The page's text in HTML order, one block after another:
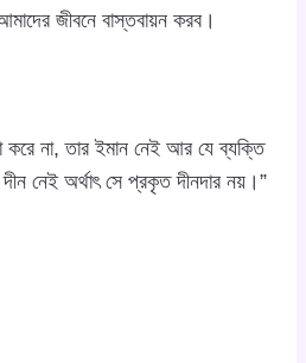
জীবনে বাস্তবায়ন করব।
করে না, তার ইমান নেই আর যে ব্যক্তি
নেই অর্থাৎ সে প্রকৃত দীনদার নয়।”